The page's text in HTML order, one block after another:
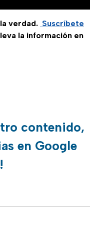
verdad. Suscríbete
la información en
contenido,
en Google